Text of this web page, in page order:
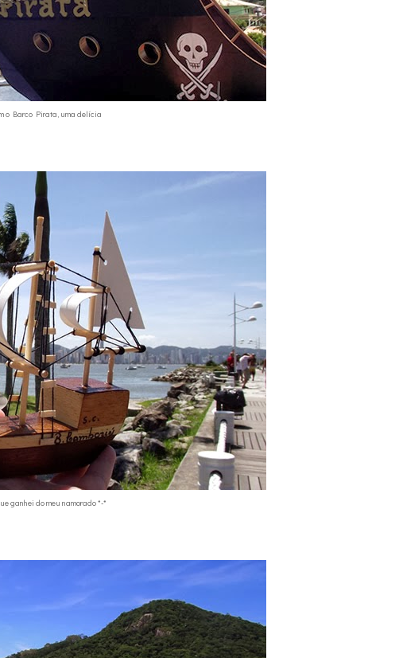
o Barco Pirata, uma delícia
ganhei do meu namorado *-*